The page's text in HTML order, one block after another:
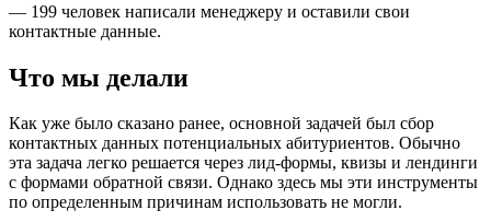
— 199 человек написали менеджеру и оставили свои
контактные данные.
Что мы делали
Как уже было сказано ранее, основной задачей был сбор
контактных данных потенциальных абитуриентов. Обычно
эта задача легко решается через лид-формы, квизы и лендинги
с формами обратной связи. Однако здесь мы эти инструменты
по определенным причинам использовать не могли.